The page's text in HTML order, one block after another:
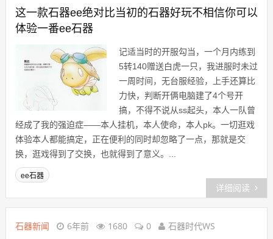
这一款石器ee绝对比当初的石器好玩不相信你可以
体验一番ee石器
记适当时的开服勾当，一个月内练到
5转140赠送白虎一只，我进服时未过
一周时间，无台服经验，上手还算比
力快，判断开俩电脑建了4个号开
搞，不得不说从ss起头，本人一队曾
经成了我的强迫症——本人挂机，本人使命，本人pk。一切逛戏
体验本人都能搞定，正在便利的同时却忽略了一点，那就是交
换，逛戏得到了交换，也就得到了意义。...
ee石器
详细阅读
石器新闻 6年前 1680 0 石器时代WS